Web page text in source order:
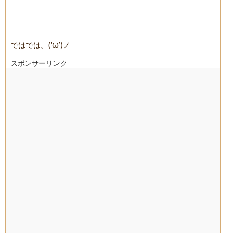
ではでは。(‘ω’)ノ
スポンサーリンク